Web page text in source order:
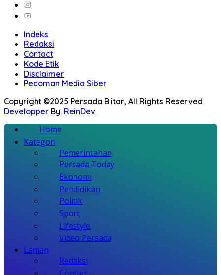
Indeks
Redaksi
Contact
Kode Etik
Disclaimer
Pedoman Media Siber
Copyright ©2025 Persada Blitar, All Rights Reserved
Developper By. ReinDev
Home
Kategori
Pemerintahan
Persada Today
Ekonomi
Pendidikan
Politik
Sport
Lifestyle
Video Persada
Laman
Redaksi